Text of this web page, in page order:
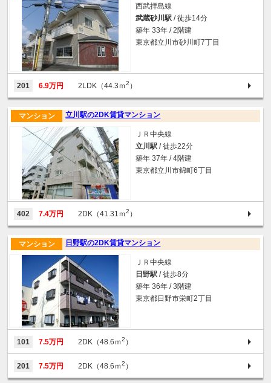
西武拝島線
武蔵砂川駅 / 徒歩14分
築年 33年 / 2階建
東京都立川市砂川町7丁目
201 6.9万円 2LDK（44.3ｍ2 ）
立川駅の2DK賃貸マンション
マンション
ＪＲ中央線
立川駅 / 徒歩22分
築年 37年 / 4階建
東京都立川市錦町6丁目
402 7.4万円 2DK（41.31ｍ2 ）
日野駅の2DK賃貸マンション
マンション
ＪＲ中央線
日野駅 / 徒歩8分
築年 36年 / 3階建
東京都日野市栄町2丁目
101 7.5万円 2DK（48.6ｍ2 ）
201 7.5万円 2DK（48.6ｍ2 ）